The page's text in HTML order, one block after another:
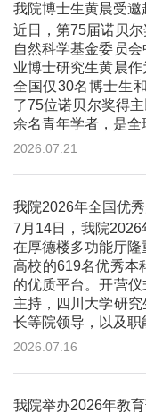
近日，第75届诺贝
自然科学基金委员
业博士研究生黄晨作
全国仅30名博士生
了75位诺贝尔奖得
余名青年学者，是全
2026.07.21
我院2026年全国优
7月14日，我院
在厚德楼多功能厅
高校的619名优秀本
的优质平台。开营
主持，四川大学研
长等院领导，以及职
2026.07.16